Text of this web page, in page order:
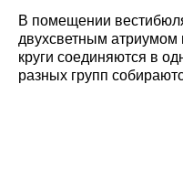
В помещении
двухсветным атриумом
круги соединяются в
разных групп